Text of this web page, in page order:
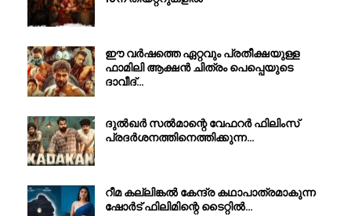
ഈ വർഷത്തെ ഏറ്റവും പ്രതീക്ഷയുള്ള
ഫാമിലി ആക്ഷൻ ചിത്രം പെപ്പെയുടെ
ദാവീദ്…
ദുൽഖർ സൽമാന്റെ വേഫറർ ഫിലിംസ്
പ്രദർശനത്തിനെത്തിക്കുന്ന…
റീമ കല്ലിങ്കൽ കേന്ദ്ര കഥാപാത്രമാകുന്ന
ഷോർട് ഫിലിമിന്റെ ടൈറ്റിൽ…